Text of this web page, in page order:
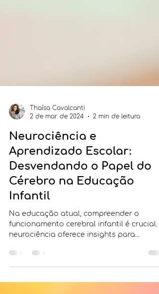
2 de mar. de 2024
Neurociência e
Aprendizado Escolar:
Desvendando o Papel do
Cérebro na Educação
Infantil
Na educação atual, compreender o
funcionamento cerebral infantil é crucial.
neurociência oferece insights para